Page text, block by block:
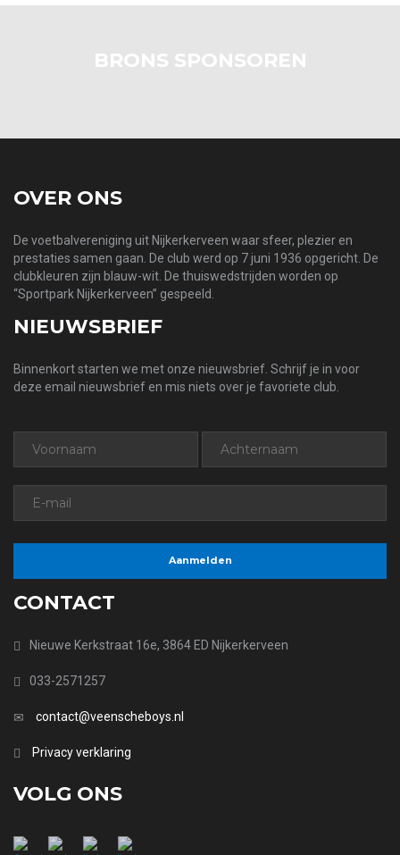
BRONS SPONSOREN
OVER ONS
De voetbalvereniging uit Nijkerkerveen waar sfeer, plezier en
prestaties samen gaan. De club werd op 7 juni 1936 opgericht. De
clubkleuren zijn blauw-wit. De thuiswedstrijden worden op
“Sportpark Nijkerkerveen” gespeeld.
NIEUWSBRIEF
Binnenkort starten we met onze nieuwsbrief. Schrijf je in voor
deze email nieuwsbrief en mis niets over je favoriete club.
CONTACT
Nieuwe Kerkstraat 16e, 3864 ED Nijkerkerveen
033-2571257
contact@veenscheboys.nl
Privacy verklaring
VOLG ONS